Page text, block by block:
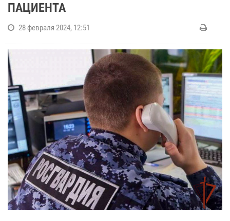
ПАЦИЕНТА
28 февраля 2024, 12:51